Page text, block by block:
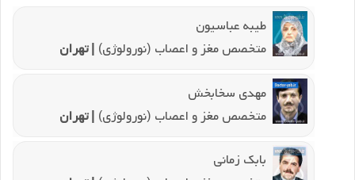
طیبه عباسیون
متخصص مغز و اعصاب (نورولوژی) | تهران
مهدی سخابخش
متخصص مغز و اعصاب (نورولوژی) | تهران
بابک زمانی